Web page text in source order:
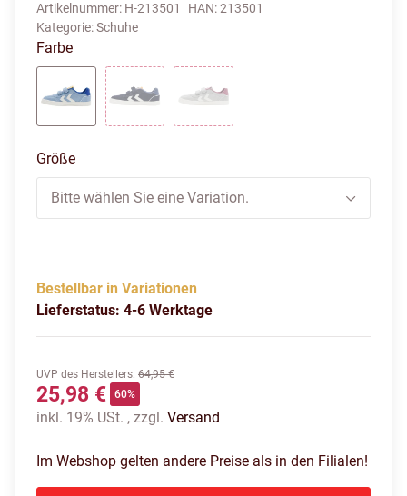
Artikelnummer: H-213501 HAN:213501
Kategorie:Schuhe
Farbe
Größe
Bitte wählen Sie eine Variation.
Bestellbar in Variationen
Lieferstatus: 4-6 Werktage
UVP des Herstellers: 64,95 €
25,98 € 60%
inkl. 19% USt. , zzgl. Versand
Im Webshop gelten andere Preise als in den Filialen!